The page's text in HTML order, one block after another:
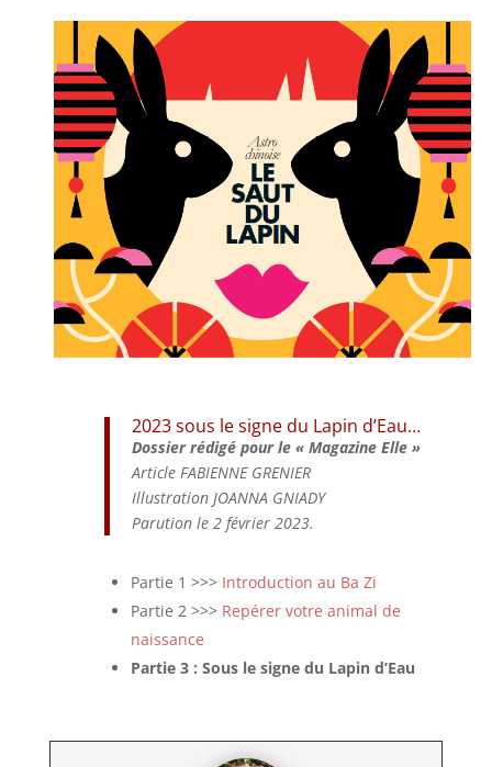
2023 sous le signe du Lapin d’Eau…
Dossier rédigé pour le « Magazine Elle »
Article FABIENNE GRENIER
Illustration JOANNA GNIADY
Parution le 2 février 2023.
Partie 1 >>> Introduction au Ba Zi
Partie 2 >>> Repérer votre animal de
naissance
Partie 3 : Sous le signe du Lapin d’Eau